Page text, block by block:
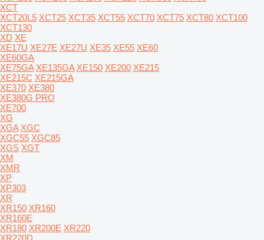
XCT
XCT20L5 XCT25 XCT35 XCT55 XCT70 XCT75 XCT80 XCT100
XCT130
XD XE
XE17U XE27E XE27U XE35 XE55 XE60
XE60GA
XE75GA XE135GA XE150 XE200 XE215
XE215C XE215GA
XE370 XE380
XE380G PRO
XE700
XG
XGA XGC
XGC55 XGC85
XGS XGT
XM
XMR
XP
XP303
XR
XR150 XR160
XR160E
XR180 XR200E XR220
XR220D